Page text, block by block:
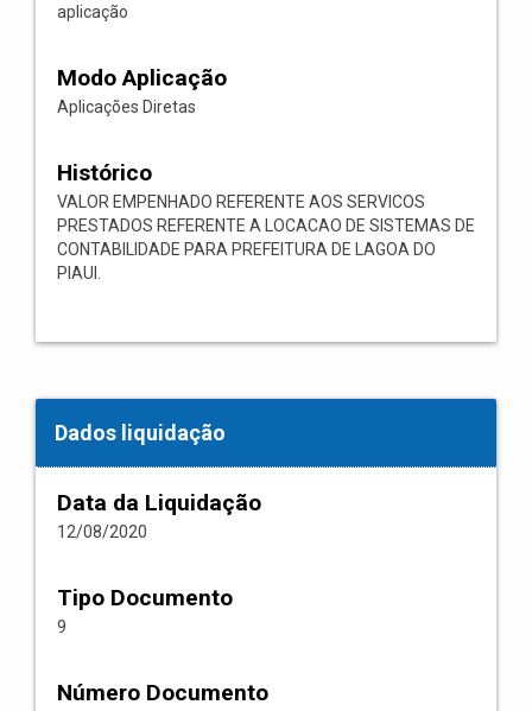
aplicação
Modo Aplicação
Aplicações Diretas
Histórico
VALOR EMPENHADO REFERENTE AOS SERVICOS
PRESTADOS REFERENTE A LOCACAO DE SISTEMAS DE
CONTABILIDADE PARA PREFEITURA DE LAGOA DO
PIAUI.
Dados liquidação
Data da Liquidação
12/08/2020
Tipo Documento
9
Número Documento